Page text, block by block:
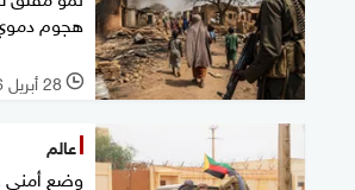
هجوم دموي
l 28 أبريل 2026
عالم
وضع أمني